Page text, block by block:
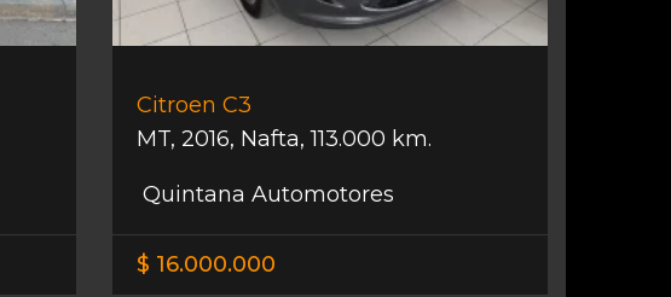
Citroen C3
MT, 2016, Nafta,113.000 km.
Quintana Automotores
$ 16.000.000